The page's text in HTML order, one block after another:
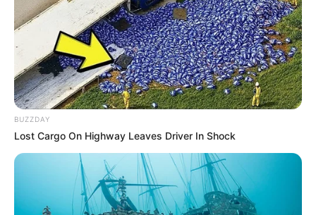
Arthrologist Begs To Stop Buying Knee Braces -
Do This Instead
BUZZDAY
Lost Cargo On Highway Leaves Driver In Shock